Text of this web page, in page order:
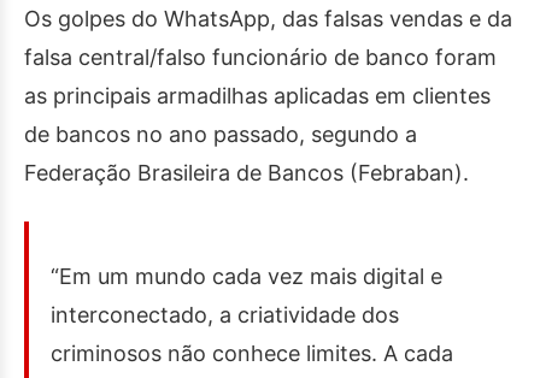
Os golpes do WhatsApp, das falsas vendas e da
falsa central/falso funcionário de banco foram
as principais armadilhas aplicadas em clientes
de bancos no ano passado, segundo a
Federação Brasileira de Bancos (Febraban).
“Em um mundo cada vez mais digital e
interconectado, a criatividade dos
criminosos não conhece limites. A cada